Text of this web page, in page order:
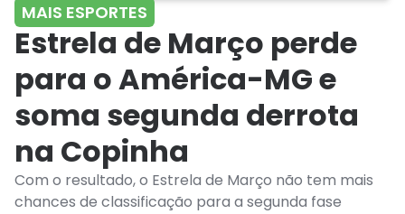
MAIS ESPORTES
Estrela de Março perde
para o América-MG e
soma segunda derrota
na Copinha
Com o resultado, o Estrela de Março não tem mais
chances de classificação para a segunda fase